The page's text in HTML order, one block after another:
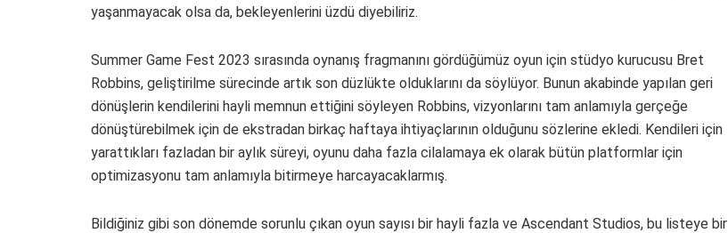
yaşanmayacak olsa da, bekleyenlerini üzdü diyebiliriz.
Summer Game Fest 2023 sırasında oynanış fragmanını gördüğümüz oyun için stüdyo kurucusu Bret
Robbins, geliştirilme sürecinde artık son düzlükte olduklarını da söylüyor. Bunun akabinde yapılan geri
dönüşlerin kendilerini hayli memnun ettiğini söyleyen Robbins, vizyonlarını tam anlamıyla gerçeğe
dönüştürebilmek için de ekstradan birkaç haftaya ihtiyaçlarının olduğunu sözlerine ekledi. Kendileri için
yarattıkları fazladan bir aylık süreyi, oyunu daha fazla cilalamaya ek olarak bütün platformlar için
optimizasyonu tam anlamıyla bitirmeye harcayacaklarmış.
Bildiğiniz gibi son dönemde sorunlu çıkan oyun sayısı bir hayli fazla ve Ascendant Studios, bu listeye bir